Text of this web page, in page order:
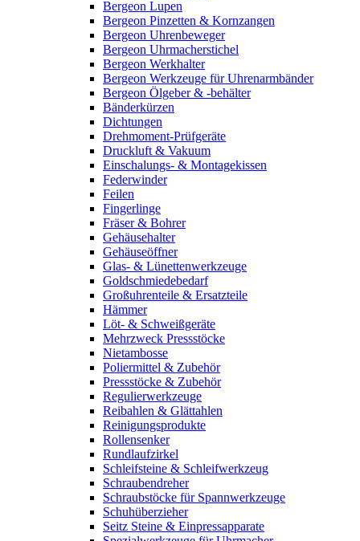
Bergeon Lupen
Bergeon Pinzetten & Kornzangen
Bergeon Uhrenbeweger
Bergeon Uhrmacherstichel
Bergeon Werkhalter
Bergeon Werkzeuge für Uhrenarmbänder
Bergeon Ölgeber & -behälter
Bänderkürzen
Dichtungen
Drehmoment-Prüfgeräte
Druckluft & Vakuum
Einschalungs- & Montagekissen
Federwinder
Feilen
Fingerlinge
Fräser & Bohrer
Gehäusehalter
Gehäuseöffner
Glas- & Lünettenwerkzeuge
Goldschmiedebedarf
Großuhrenteile & Ersatzteile
Hämmer
Löt- & Schweißgeräte
Mehrzweck Pressstöcke
Nietambosse
Poliermittel & Zubehör
Pressstöcke & Zubehör
Regulierwerkzeuge
Reibahlen & Glättahlen
Reinigungsprodukte
Rollensenker
Rundlaufzirkel
Schleifsteine & Schleifwerkzeug
Schraubendreher
Schraubstöcke für Spannwerkzeuge
Schuhüberzieher
Seitz Steine & Einpressapparate